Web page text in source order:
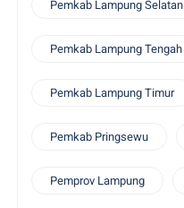
Pemkab Lampung Selatan
Pemkab Lampung Tengah
Pemkab Lampung Timur
Pemkab Pringsewu
Pemprov Lampung